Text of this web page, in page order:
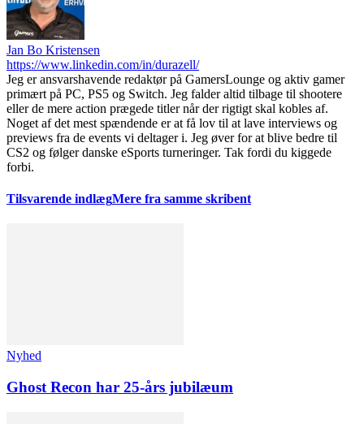
Jan Bo Kristensen
https://www.linkedin.com/in/durazell/
Jeg er ansvarshavende redaktør på GamersLounge og aktiv gamer
primært på PC, PS5 og Switch. Jeg falder altid tilbage til shootere
eller de mere action prægede titler når der rigtigt skal kobles af.
Noget af det mest spændende er at få lov til at lave interviews og
previews fra de events vi deltager i. Jeg øver for at blive bedre til
CS2 og følger danske eSports turneringer. Tak fordi du kiggede
forbi.
Tilsvarende indlægMere fra samme skribent
Nyhed
Ghost Recon har 25-års jubilæum